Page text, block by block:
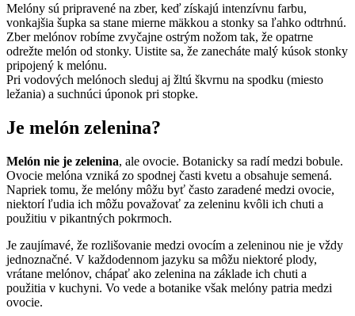
Melóny sú pripravené na zber, keď získajú intenzívnu farbu,
vonkajšia šupka sa stane mierne mäkkou a stonky sa ľahko odtrhnú.
Zber melónov robíme zvyčajne ostrým nožom tak, že opatrne
odrežte melón od stonky. Uistite sa, že zanecháte malý kúsok stonky
pripojený k melónu.
Pri vodových melónoch sleduj aj žltú škvrnu na spodku (miesto
ležania) a suchnúci úponok pri stopke.
Je melón zelenina?
Melón nie je zelenina, ale ovocie. Botanicky sa radí medzi bobule.
Ovocie melóna vzniká zo spodnej časti kvetu a obsahuje semená.
Napriek tomu, že melóny môžu byť často zaradené medzi ovocie,
niektorí ľudia ich môžu považovať za zeleninu kvôli ich chuti a
použitiu v pikantných pokrmoch.
Je zaujímavé, že rozlišovanie medzi ovocím a zeleninou nie je vždy
jednoznačné. V každodennom jazyku sa môžu niektoré plody,
vrátane melónov, chápať ako zelenina na základe ich chuti a
použitia v kuchyni. Vo vede a botanike však melóny patria medzi
ovocie.